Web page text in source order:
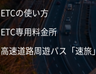
ETCの使い方
ETC専用料金所
高速道路周遊パス「速旅」